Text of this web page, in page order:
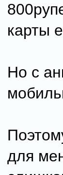
карты
Но с
для